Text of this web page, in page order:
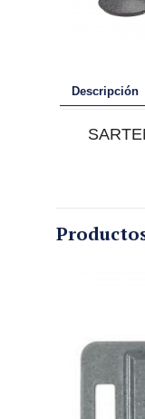
Descripción